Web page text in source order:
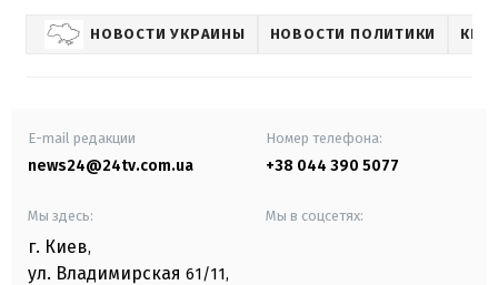
НОВОСТИ УКРАИНЫ НОВОСТИ ПОЛИТИКИ
E-mail редакции
news24@24tv.com.ua
Номер телефона:
+38 044 390 5077
Мы здесь:
г. Киев,
ул. Владимирская 61/11,
Мы в соцсетях: